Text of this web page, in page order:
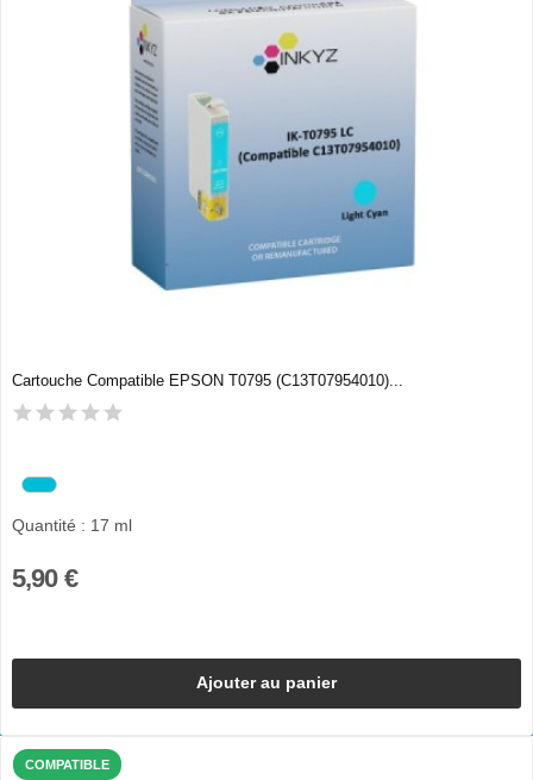
Cartouche Compatible EPSON T0795 (C13T07954010)...
Quantité : 17 ml
5,90 €
Ajouter au panier
COMPATIBLE